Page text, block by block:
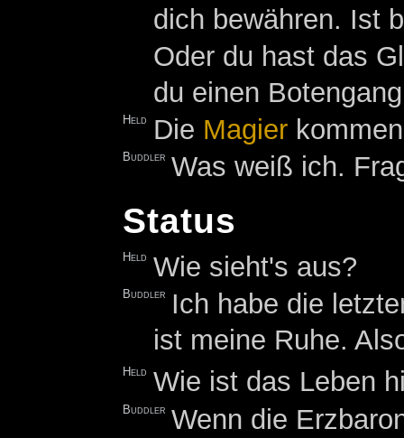
dich bewähren. Ist
Oder du hast das
du einen
Held Die Magier
Buddler Was weiß ich.
Status
Held Wie sieht's aus?
Buddler
Ich habe die
ist meine Ruhe.
Held Wie ist das Leben
Buddler Wenn die